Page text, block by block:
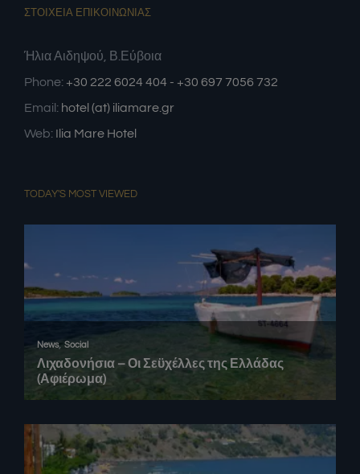
ΣΤΟΙΧΕΙΑ ΕΠΙΚΟΙΝΩΝΙΑΣ
Ήλια Αιδηψού, Β.Εύβοια
Phone: +30 222 6024 404 - +30 697 7056 732
Email: hotel (at) iliamare.gr
Web: Ilia Mare Hotel
TODAY'S MOST VIEWED